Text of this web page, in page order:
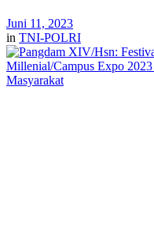
Juni 11, 2023
in TNI-POLRI